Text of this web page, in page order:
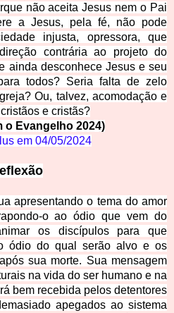
não aceita Jesus nem o Pai
a Jesus, pela fé, não pode
injusta, opressora, que
contrária ao projeto do
ainda desconhece Jesus e seu
todos? Seria falta de zelo
Ou, talvez, acomodação e
e cristãs?
o Evangelho 2024)
em 04/05/2024
apresentando o tema do amor
o ao ódio que vem do
os discípulos para que
ódio do qual serão alvo e os
sua morte. Sua mensagem
na vida do ser humano e na
bem recebida pelos detentores
apegados ao sistema